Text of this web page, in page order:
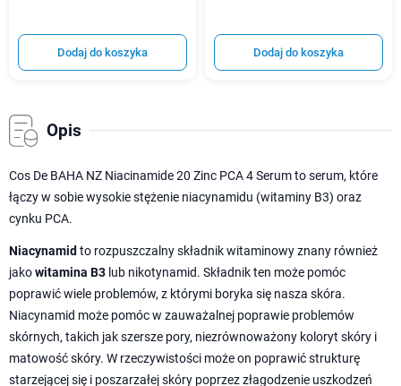
Dodaj do koszyka Dodaj do koszyka
Opis
Cos De BAHA NZ Niacinamide 20 Zinc PCA 4 Serum to serum, które
łączy w sobie wysokie stężenie niacynamidu (witaminy B3) oraz
cynku PCA.
Niacynamid to rozpuszczalny składnik witaminowy znany również
jakowitamina B3 lub nikotynamid. Składnik ten może pomóc
poprawić wiele problemów, z którymi boryka się nasza skóra.
Niacynamid może pomóc w zauważalnej poprawie problemów
skórnych, takich jak szersze pory, niezrównoważony koloryt skóry i
matowość skóry. W rzeczywistości może on poprawić strukturę
starzejącej się i poszarzałej skóry poprzez złagodzenie uszkodzeń